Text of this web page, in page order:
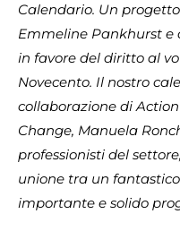
Calendario. Un
Emmeline Pankhurst e
in favore del diritto al
Novecento. Il nostro
collaborazione di
Change, Manuela
professionisti del
unione tra un
importante e solido